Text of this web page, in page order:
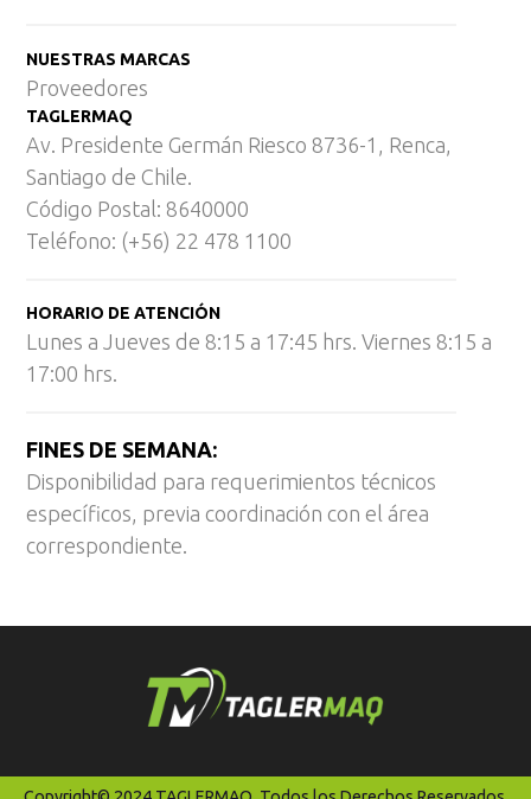
NUESTRAS MARCAS
Proveedores
TAGLERMAQ
Av. Presidente Germán Riesco 8736-1, Renca,
Santiago de Chile.
Código Postal: 8640000
Teléfono: (+56) 22 478 1100
HORARIO DE ATENCIÓN
Lunes a Jueves de 8:15 a 17:45 hrs. Viernes 8:15 a
17:00 hrs.
FINES DE SEMANA:
Disponibilidad para requerimientos técnicos
específicos, previa coordinación con el área
correspondiente.